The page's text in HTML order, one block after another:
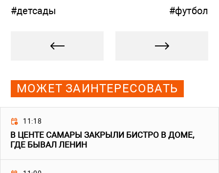
#детсады #футбол
МОЖЕТ ЗАИНТЕРЕСОВАТЬ
11:18
В ЦЕНТЕ САМАРЫ ЗАКРЫЛИ БИСТРО В ДОМЕ,
ГДЕ БЫВАЛ ЛЕНИН